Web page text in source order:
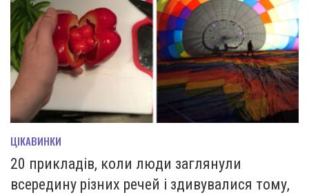
ЦІКАВИНКИ
20 прикладів, коли люди заглянули
всередину різних речей і здивувалися тому,